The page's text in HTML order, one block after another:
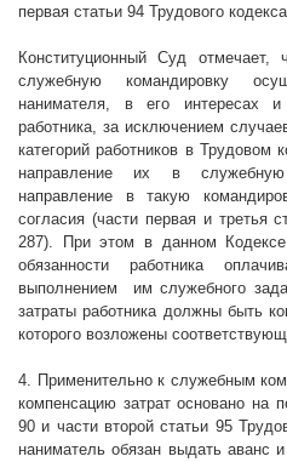
первая статьи 94 Трудового
Конституционный Суд отмечает,
служебную командировку
нанимателя, в его интересах
работника, за исключением
категорий работников в Трудовом
направление их в
направление в такую
согласия (части первая и третья
287). При этом в данном
обязанности работника
выполнением
им служебного
затраты работника должны быть
которого возложены
4. Применительно к служебным
компенсацию затрат основано на
90 и части второй статьи 95
наниматель обязан выдать аванс